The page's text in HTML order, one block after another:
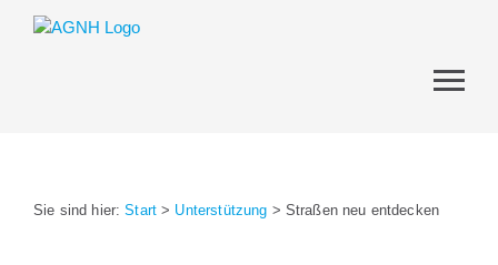
Sie sind hier:Start > Unterstützung > Straßen neu entdecken